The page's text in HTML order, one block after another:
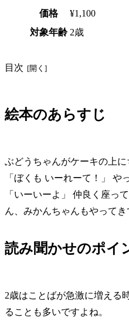
価格
¥1,100
対象年齢 2歳
目次
絵本のあらすじ
ぶどうちゃんがケーキの上に
「ぼくも いーれーて！」 や
「いーいーよ」 仲良く座っ
ん、みかんちゃんもやって
読み聞かせのポイ
2歳はことばが急激に増える
ることも多いですよね。